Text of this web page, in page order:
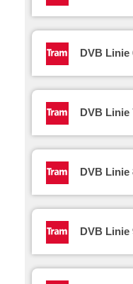
DVB Linie
DVB Linie
DVB Linie
DVB Linie